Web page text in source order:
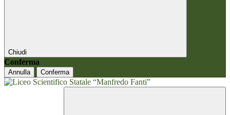
Chiudi
Conferma
Annulla Conferma